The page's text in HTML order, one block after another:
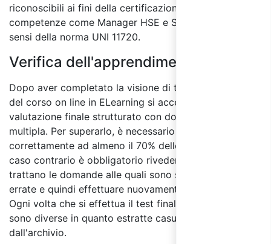
riconoscibili ai fini della certificazione delle
competenze come Manager HSE e Specialista HSE ai
sensi della norma UNI 11720.
Verifica dell'apprendimento:
Dopo aver completato la visione di tutti i moduli
del corso on line in ELearning si accede al test di
valutazione finale strutturato con domande a risposta
multipla. Per superarlo, è necessario rispondere
correttamente ad almeno il 70% delle domande, in
caso contrario è obbligatorio rivedere i moduli in cui si
trattano le domande alle quali sono state date risposte
errate e quindi effettuare nuovamente il test finale.
Ogni volta che si effettua il test finale le domande
sono diverse in quanto estratte casualmente
dall'archivio.